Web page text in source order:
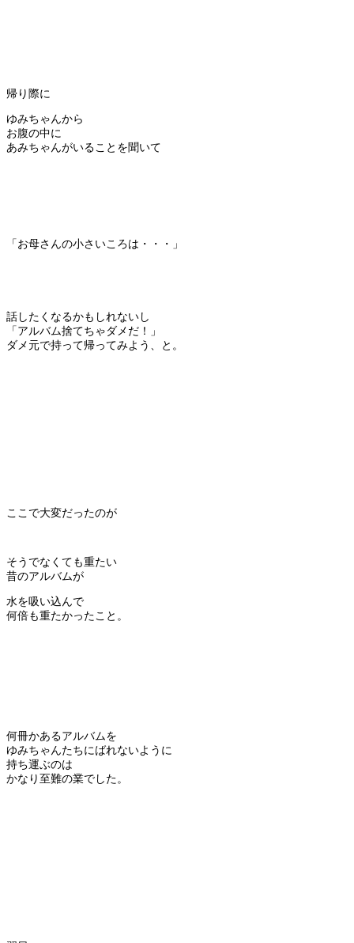
帰り際に
ゆみちゃんから
お腹の中に
あみちゃんがいることを聞いて
「お母さんの小さいころは・・・」
話したくなるかもしれないし
「アルバム捨てちゃダメだ！」
ダメ元で持って帰ってみよう、と。
ここで大変だったのが
そうでなくても重たい
昔のアルバムが
水を吸い込んで
何倍も重たかったこと。
何冊かあるアルバムを
ゆみちゃんたちにばれないように
持ち運ぶのは
かなり至難の業でした。